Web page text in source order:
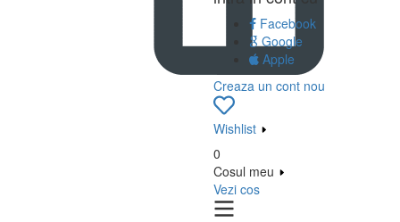
Facebook
Google
Apple
Creaza un cont nou
Wishlist
0
Cosul meu
Vezi cos